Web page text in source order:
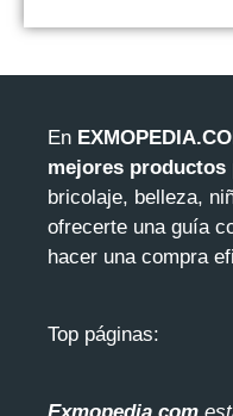
En
mejores productos
bricolaje, belleza,
ofrecerte una guía
hacer una compra
Top páginas: